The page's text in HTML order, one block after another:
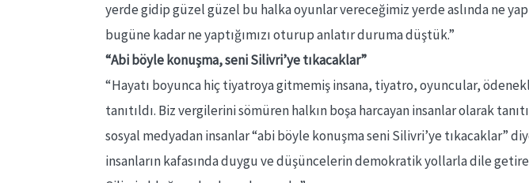
yerde gidip güzel güzel bu halka oyunlar vereceğimiz yerde aslında ne
bugüne kadar ne yaptığımızı oturup anlatır duruma düştük.”
“Abi böyle konuşma, seni Silivri’ye tıkacaklar”
“Hayatı boyunca hiç tiyatroya gitmemiş insana, tiyatro, oyuncular,
tanıtıldı. Biz vergilerini sömüren halkın boşa harcayan insanlar olarak
sosyal medyadan insanlar “abi böyle konuşma seni Silivri’ye tıkacaklar”
insanların kafasında duygu ve düşüncelerin demokratik yollarla dile